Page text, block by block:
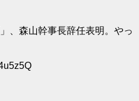
、森山幹事長辞任表明。やっ